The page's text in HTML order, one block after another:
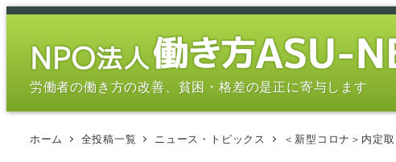
メ
労働者の働き方の改善、貧困・格差の是正に寄与します
ホーム 全投稿一覧 ニュース・トピックス ＜新型コロナ＞内定